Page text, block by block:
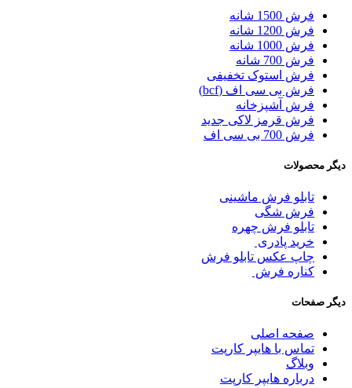
فرش 1500 شانه
فرش 1200 شانه
فرش 1000 شانه
فرش 700 شانه
فرش استوک تخفیفی
فرش بی سی اف (bcf)
فرش آشپزخانه
فرش قرمز لاکی جدید
فرش 700 بی سی اف
دیگر محصولات
تابلو فرش ماشینی
فرش شگی
تابلو فرش چهره
خرید پادری
چاپ عکس تابلو فرش
کناره فرش
دیگر صفحات
صفحه اصلی
تماس با هایپر کارپت
وبلاگ
درباره هایپر کارپت